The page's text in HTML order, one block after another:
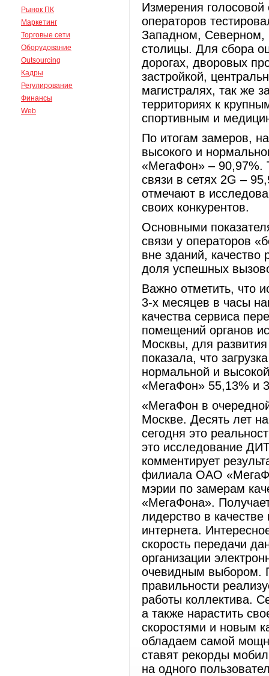
Рынок ПК
Маркетинг
Торговые сети
Оборудование
Outsourcing
Кадры
Регулирование
Финансы
Web
Измерения
операторов
Западном, Северном,
столицы. Для сбора
дорогах, дворовых
застройкой,
магистралях, так же
территориях к
спортивным и
По итогам замеров,
высокого и
«МегаФон» – 90,97%.
связи в сетях 2G –
отмечают в
своих конкурентов.
Основными
связи у операторов
вне зданий, качество
доля успешных
Важно отметить, что
3-х месяцев в часы
качества сервиса
помещений органов
Москвы, для развития
показала, что
нормальной и
«МегаФон» 55,13% и
«МегаФон в
Москве. Десять лет
сегодня это
это исследование
комментирует
филиала ОАО
мэрии по замерам
«МегаФона».
лидерство в качестве
интернета.
скорость передачи
организации
очевидным выбором.
правильности
работы коллектива.
а также нарастить
скоростями и новым
обладаем самой
ставят рекорды
на одного